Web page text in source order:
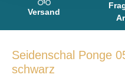
Versand
Seidenschal Ponge
schwarz